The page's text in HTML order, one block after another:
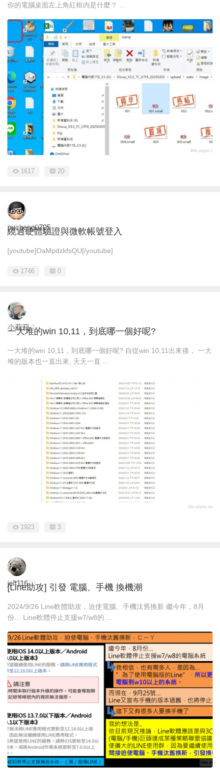
你的電腦桌面左上角紅框內是什麼？ ...
1617 20
pucheng0705
2024-12-12
繞過硬體驗證與微軟帳號登入
[youtube]OaMpdzkfsQU[/youtube]
1746 0
小莉莉
2024-11-9
一大堆的win 10,11，到底哪一個好呢?
一大堆的win 10,11，到底哪一個好呢? 自從win 10,11出來後， 一大
堆的版本也一直出來, 天天一直 ...
1923 3
jeff116
2024-9-26
[Line助攻] 引發 電腦、手機 換機潮
2024/9/26 Line軟體助攻，迫使電腦、手機汰舊換新 繼今年，8月
份… Line軟體停止支援w7/w8的 ...